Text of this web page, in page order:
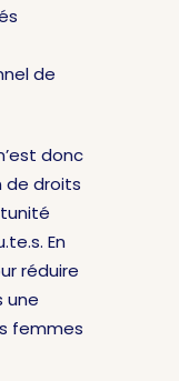
de
donc
de droits
En
réduire
une
femmes